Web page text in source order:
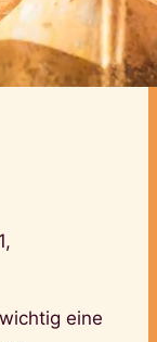
eine